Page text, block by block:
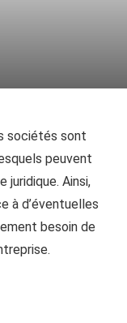
sociétés sont
peuvent
juridique. Ainsi,
à d’éventuelles
besoin de